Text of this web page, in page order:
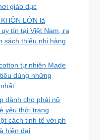
giáo dục
LỚN là
tín tại Việt Nam, ra
sách thiếu nhi hàng
tự nhiên Made
dùng những
dành cho phái nữ
yêu thời trang
cách tinh tế với ph
hiện đại